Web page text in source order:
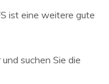
ist eine weitere gute
suchen Sie die